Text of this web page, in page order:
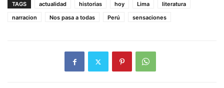
TAGS actualidad historias hoy Lima
literatura
narracion
Nos pasa a todas Perú sensaciones